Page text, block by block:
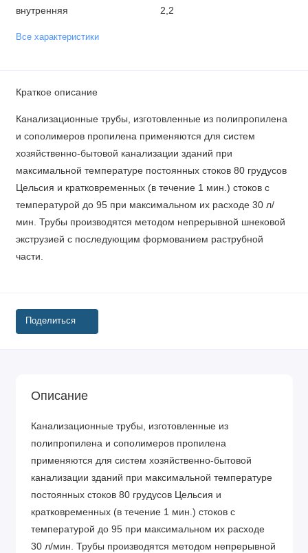
внутренняя 2,2
Все характеристики
Краткое описание
Канализационные трубы, изготовленные из полипропилена
и сополимеров пропилена применяются для систем
хозяйственно-бытовой канализации зданий при
максимальной температуре постоянных стоков 80 грудусов
Цельсия и кратковременных (в течение 1 мин.) стоков с
температурой до 95 при максимальном их расходе 30 л/
мин. Трубы производятся методом непрерывной шнековой
экструзией с последующим формованием раструбной
части.
Поделиться
Описание
Канализационные трубы, изготовленные из
полипропилена и сополимеров пропилена
применяются для систем хозяйственно-бытовой
канализации зданий при максимальной температуре
постоянных стоков 80 грудусов Цельсия и
кратковременных (в течение 1 мин.) стоков с
температурой до 95 при максимальном их расходе
30 л/мин. Трубы производятся методом непрерывной